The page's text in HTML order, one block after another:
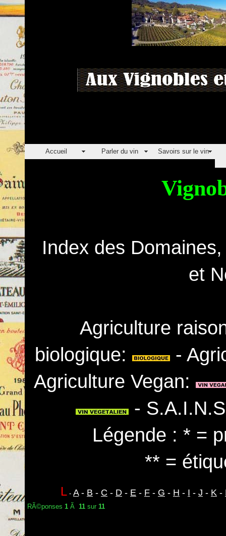
Accueil Parler du vin Savoirs sur le vin
Index des
et
Agriculture
biologique:
-
Agriculture Vegan:
-
Légende : * =
** =
L - A- B - C - D - E - F - G - H - I - J - K -
RÃ©ponses 1 Ã 11 sur 11